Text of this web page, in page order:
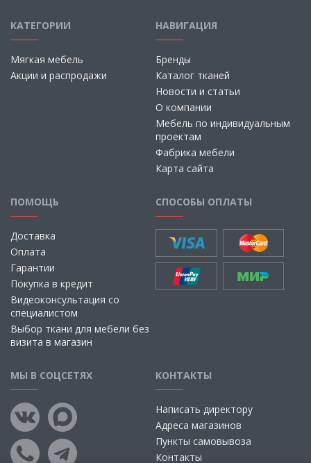
КАТЕГОРИИ
Мягкая мебель
Акции и распродажи
НАВИГАЦИЯ
Бренды
Каталог тканей
Новости и статьи
О компании
Мебель по индивидуальным
проектам
Фабрика мебели
Карта сайта
ПОМОЩЬ
Доставка
Оплата
Гарантии
Покупка в кредит
Видеоконсультация со
специалистом
Выбор ткани для мебели без
визита в магазин
СПОСОБЫ ОПЛАТЫ
МЫ В СОЦСЕТЯХ КОНТАКТЫ
Написать директору
Адреса магазинов
Пункты самовывоза
Контакты